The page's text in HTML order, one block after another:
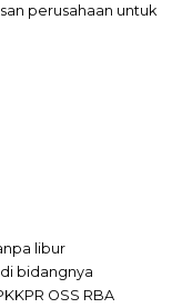
perusahaan untuk
libur
bidangnya
OSS RBA